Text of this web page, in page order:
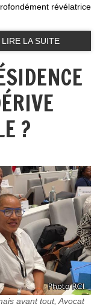
révélatrice
LIRE LA SUITE
?
avant tout, Avocat